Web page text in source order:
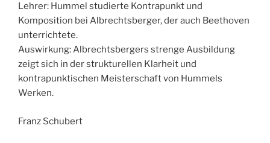
Lehrer: Hummel studierte Kontrapunkt und
Komposition bei Albrechtsberger, der auch Beethoven
unterrichtete.
Auswirkung: Albrechtsbergers strenge Ausbildung
zeigt sich in der strukturellen Klarheit und
kontrapunktischen Meisterschaft von Hummels
Werken.
Franz Schubert